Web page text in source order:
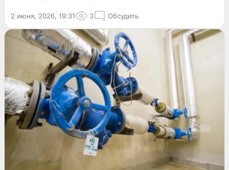
2 июня, 2026, 19:31 3 Обсудить